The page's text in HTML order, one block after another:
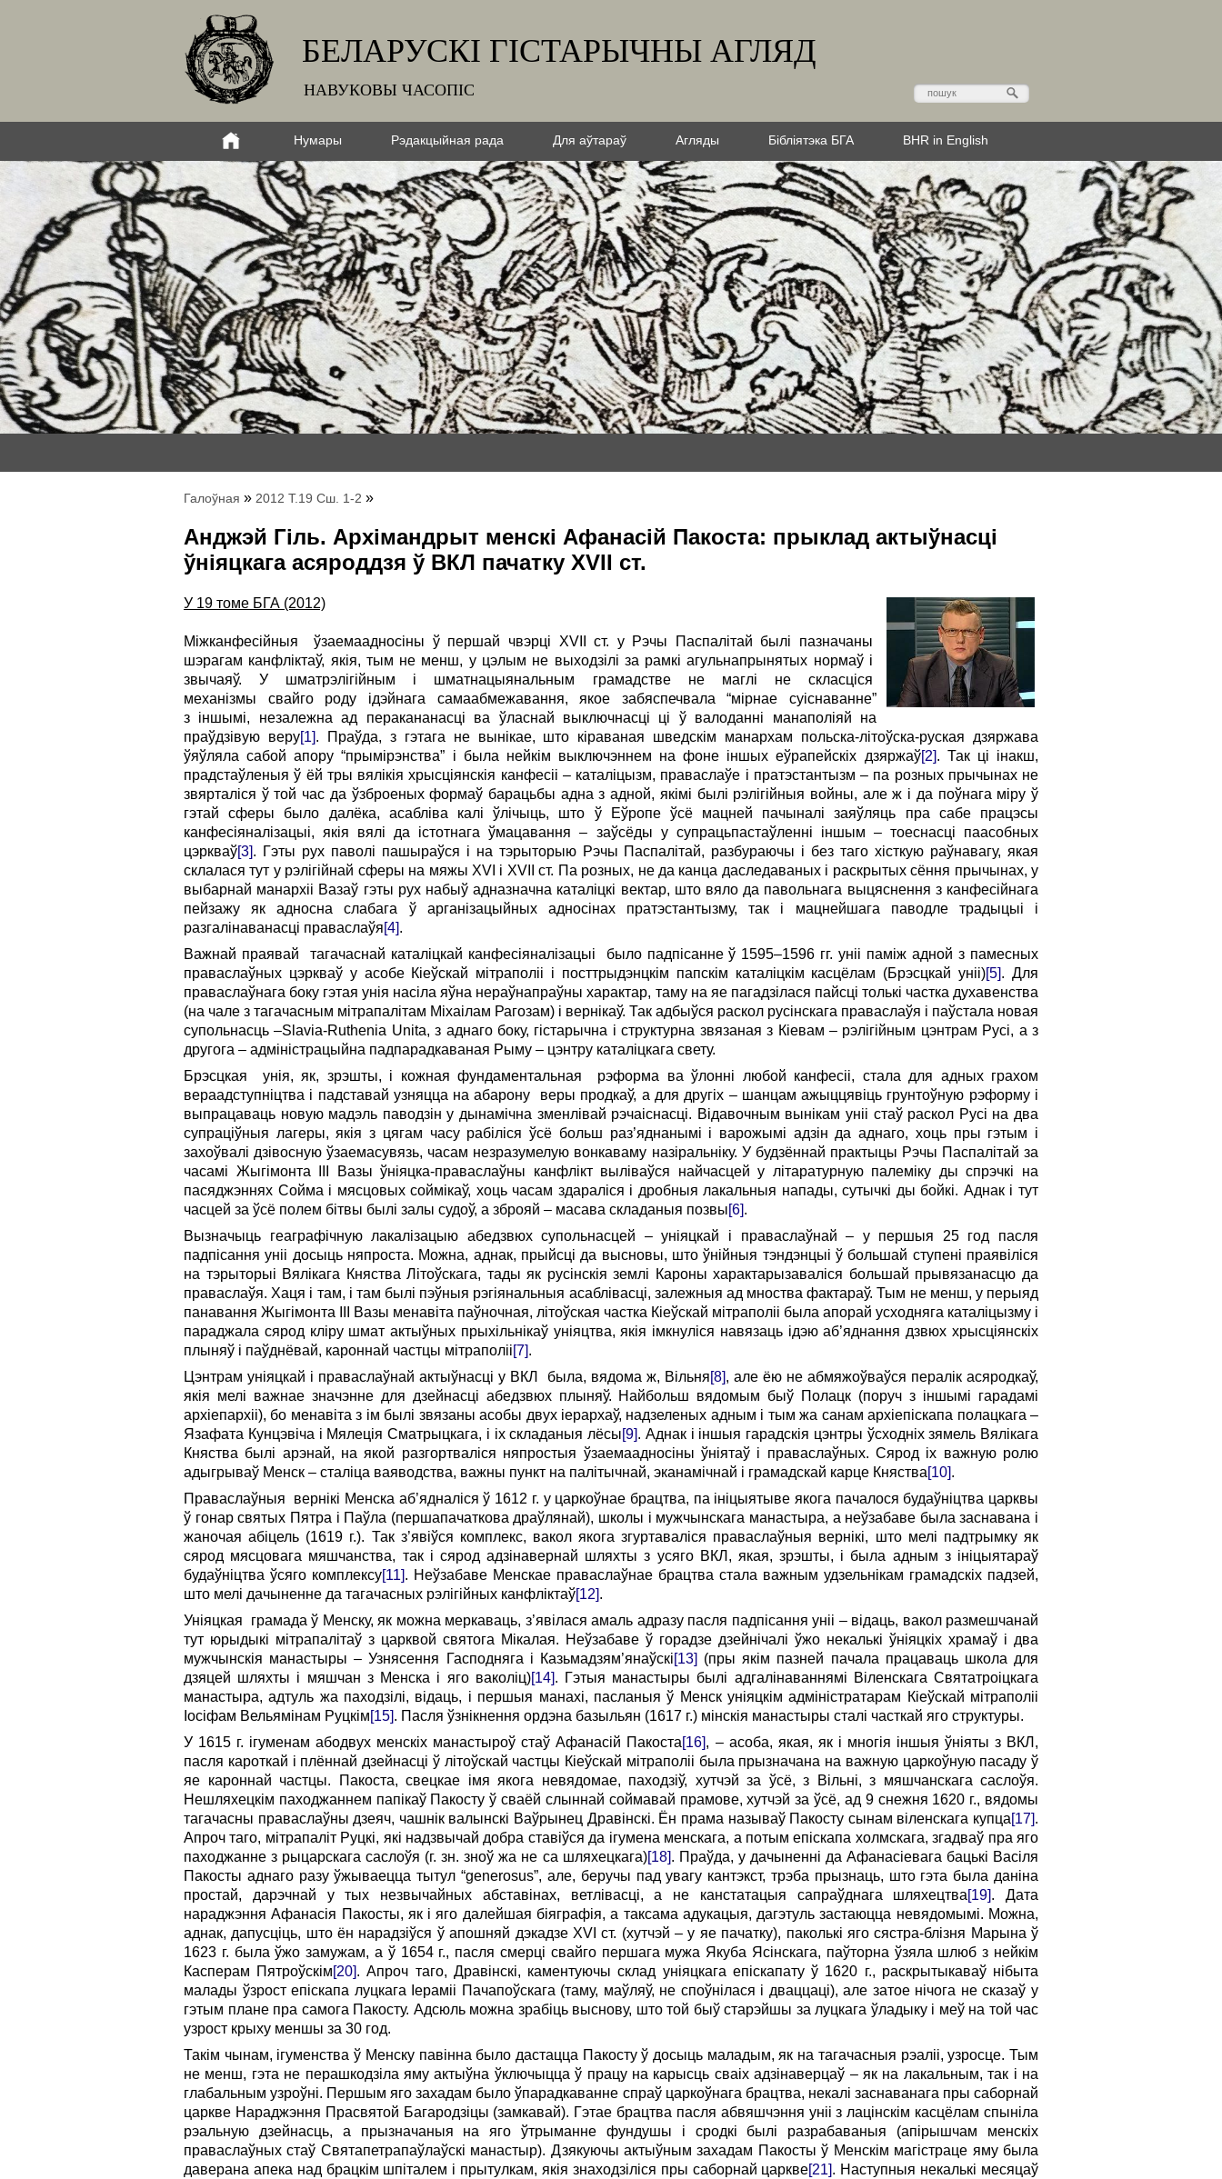
БЕЛАРУСКІ ГІСТАРЫЧНЫ АГЛЯД
НАВУКОВЫ ЧАСОПІС
Нумары Рэдакцыйная рада Для аўтараў Агляды Бібліятэка БГА BHR in English
Галоўная » 2012 Т.19 Сш. 1-2 »
Анджэй Гіль. Архімандрыт менскі Афанасій Пакоста: прыклад актыўнасці
ўніяцкага асяроддзя ў ВКЛ пачатку XVII ст.
У 19 томе БГА (2012)
Міжканфесійныя ўзаемаадносіны ў першай чвэрці XVII ст. у Рэчы Паспалітай былі пазначаны
шэрагам канфліктаў, якія, тым не менш, у цэлым не выходзілі за рамкі агульнапрынятых нормаў і
звычаяў. У шматрэлігійным і шматнацыянальным грамадстве не маглі не скласціся
механізмы свайго роду ідэйнага самаабмежавання, якое забяспечвала “мірнае суіснаванне”
з іншымі, незалежна ад перакананасці ва ўласнай выключнасці ці ў валоданні манаполіяй на
праўдзівую веру[1]. Праўда, з гэтага не вынікае, што кіраваная шведскім манархам польска-літоўска-руская дзяржава
ўяўляла сабой апору “прымірэнства” і была нейкім выключэннем на фоне іншых еўрапейскіх дзяржаў[2]. Так ці інакш,
прадстаўленыя ў ёй тры вялікія хрысціянскія канфесіі – каталіцызм, праваслаўе і пратэстантызм – па розных прычынах не
звярталіся ў той час да ўзброеных формаў барацьбы адна з адной, якімі былі рэлігійныя войны, але ж і да поўнага міру ў
гэтай сферы было далёка, асабліва калі ўлічыць, што ў Еўропе ўсё мацней пачыналі заяўляць пра сабе працэсы
канфесіяналізацыі, якія вялі да істотнага ўмацавання – заўсёды у супрацьпастаўленні іншым – тоеснасці паасобных
цэркваў[3]. Гэты рух паволі пашыраўся і на тэрыторыю Рэчы Паспалітай, разбураючы і без таго хісткую раўнавагу, якая
склалася тут у рэлігійнай сферы на мяжы XVI і XVII ст. Па розных, не да канца даследаваных і раскрытых сёння прычынах, у
выбарнай манархіі Вазаў гэты рух набыў адназначна каталіцкі вектар, што вяло да павольнага выцяснення з канфесійнага
пейзажу як адносна слабага ў арганізацыйных адносінах пратэстантызму, так і мацнейшага паводле традыцыі і
разгалінаванасці праваслаўя[4].
Важнай праявай тагачаснай каталіцкай канфесіяналізацыі было падпісанне ў 1595–1596 гг. уніі паміж адной з памесных
праваслаўных цэркваў у асобе Кіеўскай мітраполіі і посттрыдэнцкім папскім каталіцкім касцёлам (Брэсцкай уніі)[5]. Для
праваслаўнага боку гэтая унія насіла яўна нераўнапраўны характар, таму на яе пагадзілася пайсці толькі частка духавенства
(на чале з тагачасным мітрапалітам Міхаілам Рагозам) і вернікаў. Так адбыўся раскол русінскага праваслаўя і паўстала новая
супольнасць –Slavia-Ruthenia Unita, з аднаго боку, гістарычна і структурна звязаная з Кіевам – рэлігійным цэнтрам Русі, а з
другога – адміністрацыйна падпарадкаваная Рыму – цэнтру каталіцкага свету.
Брэсцкая унія, як, зрэшты, і кожная фундаментальная рэформа ва ўлонні любой канфесіі, стала для адных грахом
вераадступніцтва і падставай узняцца на абарону веры продкаў, а для другіх – шанцам ажыццявіць грунтоўную рэформу і
выпрацаваць новую мадэль паводзін у дынамічна зменлівай рэчаіснасці. Відавочным вынікам уніі стаў раскол Русі на два
супраціўныя лагеры, якія з цягам часу рабіліся ўсё больш раз’яднанымі і варожымі адзін да аднаго, хоць пры гэтым і
захоўвалі дзівосную ўзаемасувязь, часам незразумелую вонкаваму назіральніку. У будзённай практыцы Рэчы Паспалітай за
часамі Жыгімонта III Вазы ўніяцка-праваслаўны канфлікт выліваўся найчасцей у літаратурную палеміку ды спрэчкі на
пасяджэннях Сойма і мясцовых соймікаў, хоць часам здараліся і дробныя лакальныя напады, сутычкі ды бойкі. Аднак і тут
часцей за ўсё полем бітвы былі залы судоў, а зброяй – масава складаныя позвы[6].
Вызначыць геаграфічную лакалізацыю абедзвюх супольнасцей – уніяцкай і праваслаўнай – у першыя 25 год пасля
падпісання уніі досыць няпроста. Можна, аднак, прыйсці да высновы, што ўнійныя тэндэнцыі ў большай ступені праявіліся
на тэрыторыі Вялікага Княства Літоўскага, тады як русінскія землі Кароны характарызаваліся большай прывязанасцю да
праваслаўя. Хаця і там, і там былі пэўныя рэгіянальныя асаблівасці, залежныя ад мноства фактараў. Тым не менш, у перыяд
панавання Жыгімонта III Вазы менавіта паўночная, літоўская частка Кіеўскай мітраполіі была апорай усходняга каталіцызму і
параджала сярод кліру шмат актыўных прыхільнікаў уніяцтва, якія імкнуліся навязаць ідэю аб’яднання дзвюх хрысціянскіх
плыняў і паўднёвай, кароннай частцы мітраполіі[7].
Цэнтрам уніяцкай і праваслаўнай актыўнасці у ВКЛ была, вядома ж, Вільня[8], але ёю не абмяжоўваўся пералік асяродкаў,
якія мелі важнае значэнне для дзейнасці абедзвюх плыняў. Найбольш вядомым быў Полацк (поруч з іншымі гарадамі
архіепархіі), бо менавіта з ім былі звязаны асобы двух іерархаў, надзеленых адным і тым жа санам архіепіскапа полацкага –
Язафата Кунцэвіча і Мялеція Сматрыцкага, і іх складаныя лёсы[9]. Аднак і іншыя гарадскія цэнтры ўсходніх зямель Вялікага
Княства былі арэнай, на якой разгортваліся няпростыя ўзаемаадносіны ўніятаў і праваслаўных. Сярод іх важную ролю
адыгрываў Менск – сталіца ваяводства, важны пункт на палітычнай, эканамічнай і грамадскай карце Княства[10].
Праваслаўныя вернікі Менска аб’ядналіся ў 1612 г. у царкоўнае брацтва, па ініцыятыве якога пачалося будаўніцтва царквы
ў гонар святых Пятра і Паўла (першапачаткова драўлянай), школы і мужчынскага манастыра, а неўзабаве была заснавана і
жаночая абіцель (1619 г.). Так з’явіўся комплекс, вакол якога згуртаваліся праваслаўныя вернікі, што мелі падтрымку як
сярод мясцовага мяшчанства, так і сярод адзінавернай шляхты з усяго ВКЛ, якая, зрэшты, і была адным з ініцыятараў
будаўніцтва ўсяго комплексу[11]. Неўзабаве Менскае праваслаўнае брацтва стала важным удзельнікам грамадскіх падзей,
што мелі дачыненне да тагачасных рэлігійных канфліктаў[12].
Уніяцкая грамада ў Менску, як можна меркаваць, з’явілася амаль адразу пасля падпісання уніі – відаць, вакол размешчанай
тут юрыдыкі мітрапалітаў з царквой святога Мікалая. Неўзабаве ў горадзе дзейнічалі ўжо некалькі ўніяцкіх храмаў і два
мужчынскія манастыры – Узнясення Гасподняга і Казьмадзям’янаўскі[13] (пры якім пазней пачала працаваць школа для
дзяцей шляхты і мяшчан з Менска і яго ваколіц)[14]. Гэтыя манастыры былі адгалінаваннямі Віленскага Святатроіцкага
манастыра, адтуль жа паходзілі, відаць, і першыя манахі, пасланыя ў Менск уніяцкім адміністратарам Кіеўскай мітраполіі
Іосіфам Вельямінам Руцкім[15]. Пасля ўзнікнення ордэна базыльян (1617 г.) мінскія манастыры сталі часткай яго структуры.
У 1615 г. ігуменам абодвух менскіх манастыроў стаў Афанасій Пакоста[16], – асоба, якая, як і многія іншыя ўніяты з ВКЛ,
пасля кароткай і плённай дзейнасці ў літоўскай частцы Кіеўскай мітраполіі была прызначана на важную царкоўную пасаду ў
яе кароннай частцы. Пакоста, свецкае імя якога невядомае, паходзіў, хутчэй за ўсё, з Вільні, з мяшчанскага саслоўя.
Нешляхецкім паходжаннем папікаў Пакосту ў сваёй слыннай соймавай прамове, хутчэй за ўсё, ад 9 снежня 1620 г., вядомы
тагачасны праваслаўны дзеяч, чашнік валынскі Ваўрынец Дравінскі. Ён прама называў Пакосту сынам віленскага купца[17].
Апроч таго, мітрапаліт Руцкі, які надзвычай добра ставіўся да ігумена менскага, а потым епіскапа холмскага, згадваў пра яго
паходжанне з рыцарскага саслоўя (г. зн. зноў жа не са шляхецкага)[18]. Праўда, у дачыненні да Афанасіевага бацькі Васіля
Пакосты аднаго разу ўжываецца тытул “generosus”, але, беручы пад увагу кантэкст, трэба прызнаць, што гэта была даніна
простай, дарэчнай у тых незвычайных абставінах, ветлівасці, а не канстатацыя сапраўднага шляхецтва[19]. Дата
нараджэння Афанасія Пакосты, як і яго далейшая біяграфія, а таксама адукацыя, дагэтуль застаюцца невядомымі. Можна,
аднак, дапусціць, што ён нарадзіўся ў апошняй дэкадзе XVI ст. (хутчэй – у яе пачатку), паколькі яго сястра-блізня Марына ў
1623 г. была ўжо замужам, а ў 1654 г., пасля смерці свайго першага мужа Якуба Ясінскага, паўторна ўзяла шлюб з нейкім
Касперам Пятроўскім[20]. Апроч таго, Дравінскі, каментуючы склад уніяцкага епіскапату ў 1620 г., раскрытыкаваў нібыта
малады ўзрост епіскапа луцкага Іераміі Пачапоўскага (таму, маўляў, не споўнілася і дваццаці), але затое нічога не сказаў у
гэтым плане пра самога Пакосту. Адсюль можна зрабіць выснову, што той быў старэйшы за луцкага ўладыку і меў на той час
узрост крыху меншы за 30 год.
Такім чынам, ігуменства ў Менску павінна было дастацца Пакосту ў досыць маладым, як на тагачасныя рэаліі, узросце. Тым
не менш, гэта не перашкодзіла яму актыўна ўключыцца ў працу на карысць сваіх адзінаверцаў – як на лакальным, так і на
глабальным узроўні. Першым яго захадам было ўпарадкаванне спраў царкоўнага брацтва, некалі заснаванага пры саборнай
царкве Нараджэння Прасвятой Багародзіцы (замкавай). Гэтае брацтва пасля абвяшчэння уніі з лацінскім касцёлам спыніла
рэальную дзейнасць, а прызначаныя на яго ўтрыманне фундушы і сродкі былі разрабаваныя (апірышчам менскіх
праваслаўных стаў Святапетрапаўлаўскі манастыр). Дзякуючы актыўным захадам Пакосты ў Менскім магістраце яму была
даверана апека над брацкім шпіталем і прытулкам, якія знаходзіліся пры саборнай царкве[21]. Наступныя некалькі месяцаў